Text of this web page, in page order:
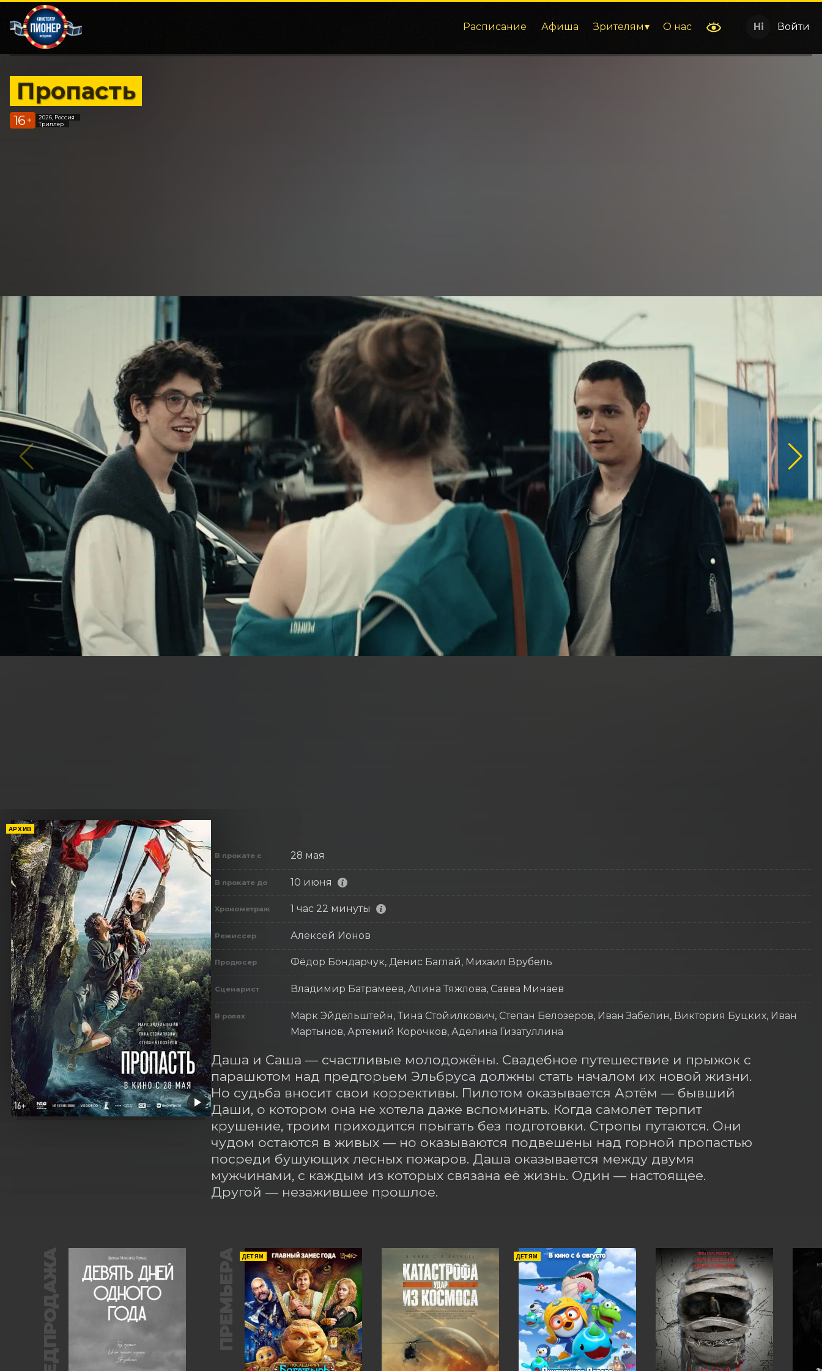
Расписание Афиша Зрителям О нас Войти
Пропасть
16 +
2026, Россия
Триллер
АРХИВ
В прокате с 28 мая
В прокате до 10 июня
Хронометраж 1 час 22 минуты
Режиссер Алексей Ионов
Продюсер Фёдор Бондарчук, Денис Баглай, Михаил Врубель
Сценарист Владимир Батрамеев, Алина Тяжлова, Савва Минаев
В ролях
Марк Эйдельштейн, Тина Стойилкович, Степан Белозеров, Иван Забелин, Виктория Буцких, Иван
Мартынов, Артемий Корочков, Аделина Гизатуллина
Даша и Саша — счастливые молодожёны. Свадебное путешествие и прыжок с
парашютом над предгорьем Эльбруса должны стать началом их новой жизни.
Но судьба вносит свои коррективы. Пилотом оказывается Артём — бывший
Даши, о котором она не хотела даже вспоминать. Когда самолёт терпит
крушение, троим приходится прыгать без подготовки. Стропы путаются. Они
чудом остаются в живых — но оказываются подвешены над горной пропастью
посреди бушующих лесных пожаров. Даша оказывается между двумя
мужчинами, с каждым из которых связана её жизнь. Один — настоящее.
Другой — незажившее прошлое.
ПРЕДПРОДАЖА ПРЕМЬЕРА ДЕТЯМ ДЕТЯМ